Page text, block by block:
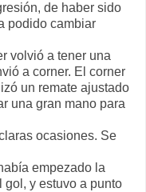
de haber sido
podido cambiar
volvió a tener una
a corner. El corner
un remate ajustado
una gran mano para
ocasiones. Se
empezado la
gol, y estuvo a punto